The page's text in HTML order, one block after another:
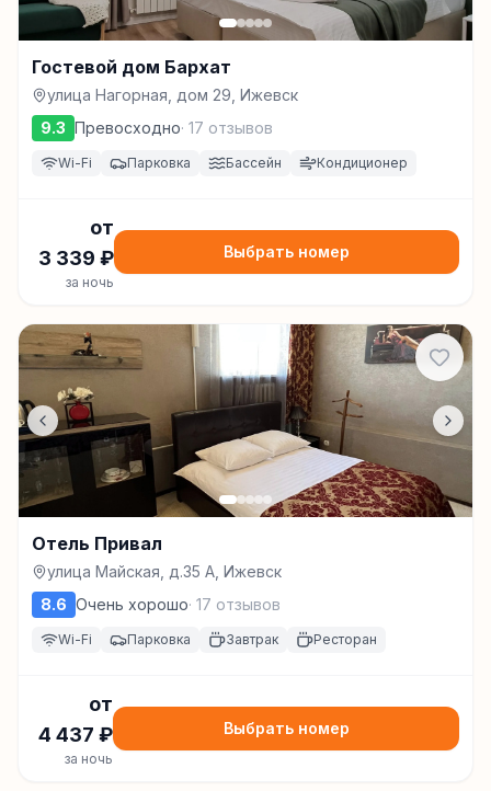
Гостевой дом Бархат
улица Нагорная, дом 29, Ижевск
9.3 Превосходно· 17 отзывов
Wi-Fi Парковка Бассейн Кондиционер
от
3 339 ₽
за ночь
Выбрать номер
Отель Привал
улица Майская, д.35 А, Ижевск
8.6 Очень хорошо· 17 отзывов
Wi-Fi Парковка Завтрак Ресторан
от
4 437 ₽
за ночь
Выбрать номер